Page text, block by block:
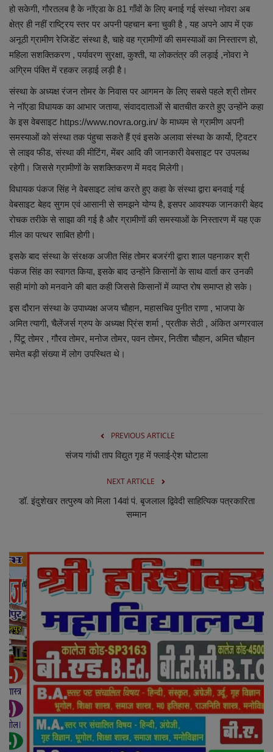
शिक्षा
स्वास्थ्य
राष्ट्रीय
व्यापार
रोजगार
NEWS
वीडियो
लाइफस्टाइल
Our Team
Contact us :
हो सकेगी, गौरतलब है के नॉएडा के 81 गाँवों के लिए बनाई गई संस्था नोवरा अब
क्षेत्र ही नहीं राष्ट्रिय स्तर पर अपनी पहचान बना चुकी है , यह अपने आप में एक
अनूठी ग्रामीण रेजिडेंट संस्था है, चाहे वह ग्रामीणों की समस्याओं का निस्तारण हो,
महिला सशक्तिकरण , पर्यावरण सुरक्षा, कुश्ती, या लोकतंत्र की लड़ाई ,नोवरा ने
अग्रिम पंक्ति में रहकर लड़ाई लड़ी है।
संस्था के अध्यक्ष रंजन तोमर के निवास पर आगमन के लिए सबसे पहले श्री तोमर
ने नॉएडा विधायक का आभार जताया, संवाददाताओं से बातचीत करते हुए उन्होंने कहा
के इस वेबसाइट https://www.novra.org.in/ के माध्यम से ग्रामीण अपनी
समस्याओं को संस्था तक पंहुचा सकते हैं एवं इसके अलावा संस्था के कार्यो, ट्विटर
से लाइव फीड, संस्था की मीटिंग, मेंबर आदि की जानकारी वेबसाइट पर उपलब्ध
रहेगी। जिससे ग्रामीणों के सशक्तिकरण में मदद मिलेगी।
विधायक पंकज सिंह ने वेबसाइट लांच करते हुए कहा के संस्था द्वारा बनवाई गई
वेबसाइट बेहद सुगम एवं आसानी से समझने योग्य है, इसपर आवश्यक जानकारी बेहद
रोचक तरीके से साझा की गई है और ग्रामीणों की समस्याओं के निस्तारण में यह एक
मील का पत्थर साबित होगी।
इसके बाद संस्था के संरक्षक अजीत सिंह तोमर बजरंगी द्वारा शाल पहनाकर श्री
पंकज सिंह का स्वागत किया, इसके बाद उन्होंने किसानों के साथ वार्ता कर उनकी
सही मांगो को मनवाने की बात कही जिससे किसानों में व्याप्त रोष समाप्त हो सके।
इस दौरान संस्था के उपाध्यक्ष अजय चौहान, महासचिव पुनीत राणा , भाजपा के
अमित त्यागी, चैलेंजर्स ग्रुप के अध्यक्ष प्रिंस शर्मा , प्रतीक सेठी , अंकित अग्गरवाल
, पिंटू तोमर , गौरव तोमर, मनोज तोमर, पवन तोमर, नितीश चौहान, अमित चौहान
समेत बड़ी संख्या में लोग उपस्थित थे।
PREVIOUS ARTICLE
संजय गांधी ताप विद्युत गृह में फ्लाई-ऐश घोटाला
NEXT ARTICLE
डॉ. इंदुशेखर तत्पुरुष को मिला 14वां पं. बृजलाल द्विवेदी साहित्यिक पत्रकारिता
सम्मान